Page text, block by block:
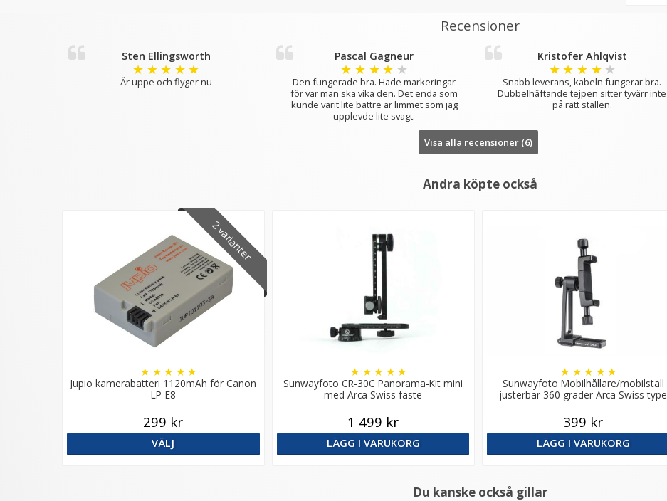
Recensioner
Sten Ellingsworth
★ ★ ★ ★ ★
Är uppe och flyger nu
Pascal Gagneur
★ ★ ★ ★ ★
Den fungerade bra. Hade markeringar
för var man ska vika den. Det enda som
kunde varit lite bättre är limmet som jag
upplevde lite svagt.
Kristofer Ahlqvist
★ ★ ★ ★ ★
Snabb leverans, kabeln fungerar bra.
Dubbelhäftande tejpen sitter tyvärr inte
på rätt ställen.
Visa alla recensioner (6)
Andra köpte också
2 varianter
Jupio kamerabatteri 1120mAh för Canon
LP-E8
★ ★ ★ ★ ★
299 kr
VÄLJ
Sunwayfoto CR-30C Panorama-Kit mini
med Arca Swiss fäste
★ ★ ★ ★ ★
1 499 kr
LÄGG I VARUKORG
Sunwayfoto Mobilhållare/mobilställ
justerbar 360 grader Arca Swiss type
★ ★ ★ ★ ★
399 kr
LÄGG I VARUKORG
Du kanske också gillar